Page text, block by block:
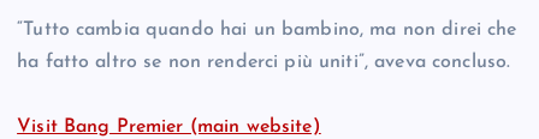
“Tutto cambia quando hai un bambino, ma non direi che
ha fatto altro se non renderci più uniti”, aveva concluso.
Visit Bang Premier (main website)